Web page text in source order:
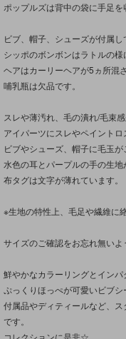
ポップルズは背中の袋に手足を
ビブ、帽子、シューズが付属し
シッポのボンボンはラトルの様
ヘアはカーリーヘアが5ヵ所混
哺乳瓶は欠品です。
スレや薄汚れ、毛の潰れ/毛束感
アイパーツにスレやペイントロ
ビブやシューズ、帽子に毛玉が
水色の耳とパープルの手の生地
布タグは文字が薄れています。
※生地の特性上、毛足や繊維に
サイズのご確認をお忘れ無いよ
鮮やかなカラーリングとインパ
ぷっくりほっぺが可愛いビブシ
付属品やディティールなど、
です。